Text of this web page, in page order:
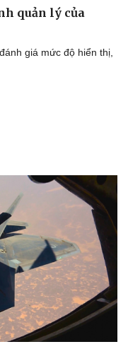
quản lý của
giá mức độ hiển thị,